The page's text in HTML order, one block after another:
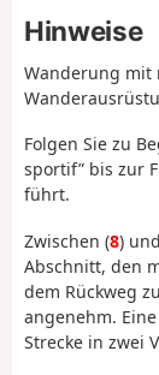
Hinweise
Wanderung mit
Folgen Sie zu
sportif” bis zur
führt.
Zwischen (8)
Abschnitt, den
dem Rückweg
angenehm.
Strecke in zwei